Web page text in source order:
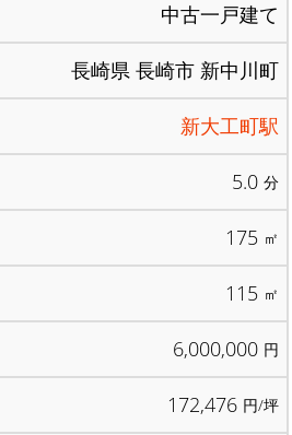
中古一戸建て
長崎県 長崎市 新中川町
新大工町駅
5.0 分
175 ㎡
115 ㎡
6,000,000 円
172,476 円/坪